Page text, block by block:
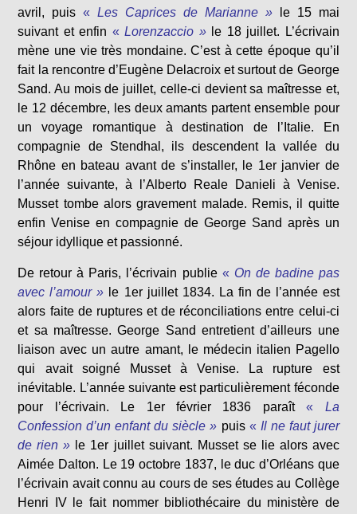
avril, puis «Les Caprices de Marianne »le 15 mai
suivant et enfin «Lorenzaccio »
le 18 juillet. L’écrivain
mène une vie très mondaine. C’est à cette époque qu’il
fait la rencontre d’Eugène Delacroix et surtout de George
Sand. Au mois de juillet, celle-ci devient sa maîtresse et,
le 12 décembre, les deux amants partent ensemble pour
un voyage romantique à destination de l’Italie. En
compagnie de Stendhal, ils descendent la vallée du
Rhône en bateau avant de s’installer, le 1er janvier de
l’année suivante, à l’Alberto Reale Danieli à Venise.
Musset tombe alors gravement malade. Remis, il quitte
enfin Venise en compagnie de George Sand après un
séjour idyllique et passionné.
De retour à Paris, l’écrivain publie « On de badine pas
avec l’amour » le 1er juillet 1834. La fin de l’année est
alors faite de ruptures et de réconciliations entre celui-ci
et sa maîtresse. George Sand entretient d’ailleurs une
liaison avec un autre amant, le médecin italien Pagello
qui avait soigné Musset à Venise. La rupture est
inévitable. L’année suivante est particulièrement féconde
pour l’écrivain. Le 1er février 1836 paraît
« La
Confession d’un enfant du siècle » puis« Il ne faut jurer
de rien » le 1er juillet suivant. Musset se lie alors avec
Aimée Dalton. Le 19 octobre 1837, le duc d’Orléans que
l’écrivain avait connu au cours de ses études au Collège
Henri IV le fait nommer bibliothécaire du ministère de